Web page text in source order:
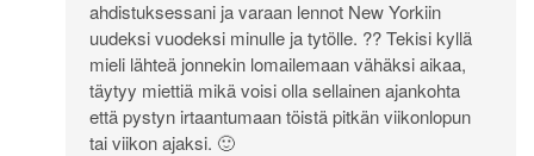
ahdistuksessani ja varaan lennot New Yorkiin
uudeksi vuodeksi minulle ja tytölle. ?? Tekisi kyllä
mieli lähteä jonnekin lomailemaan vähäksi aikaa,
täytyy miettiä mikä voisi olla sellainen ajankohta
että pystyn irtaantumaan töistä pitkän viikonlopun
tai viikon ajaksi. 🙂